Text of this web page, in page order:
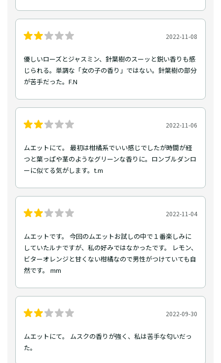
2022-11-08
優しいローズとジャスミン、針葉樹のスーッと鋭い香りも感
じられる。単調な「女の子の香り」ではない。針葉樹の部分
が苦手だった。F.N
2022-11-06
ムエットにて。 最初は柑橘系でいい感じでしたが時間が経
つと葉っぱや茎のようなグリーンな香りに。ロンブルダンロ
ーに似てる気がします。t.m
2022-11-04
ムエットです。 今回のムエットお試しの中で１番楽しみに
していたルナですが、私の好みではなかったです。 レモン、
ビターオレンジと甘くない柑橘なので男性がつけていても自
然です。 mm
2022-09-30
ムエットにて。 ムスクの香りが強く、私は苦手な匂いだっ
た。